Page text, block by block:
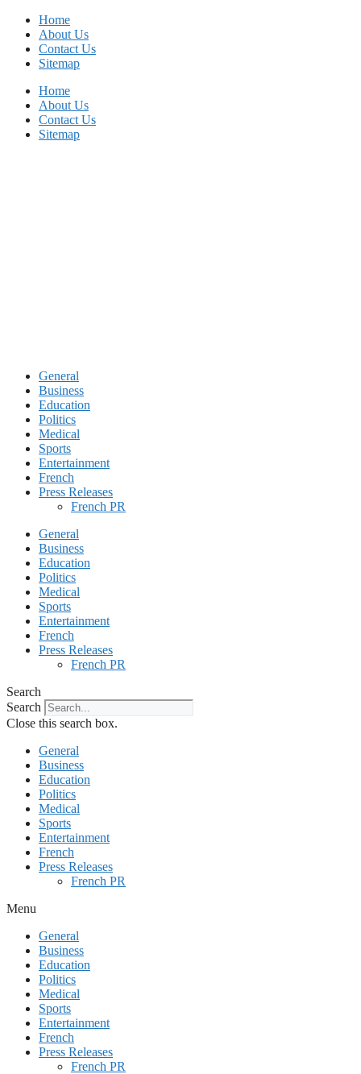
Skip
content
Home
About Us
Contact Us
Sitemap
Home
About Us
Contact Us
Sitemap
General
Business
Education
Politics
Medical
Sports
Entertainment
French
Press Releases
French PR
General
Business
Education
Politics
Medical
Sports
Entertainment
French
Press Releases
French PR
Search
Search
Close this search box.
General
Business
Education
Politics
Medical
Sports
Entertainment
French
Press Releases
French PR
Menu
General
Business
Education
Politics
Medical
Sports
Entertainment
French
Press Releases
French PR